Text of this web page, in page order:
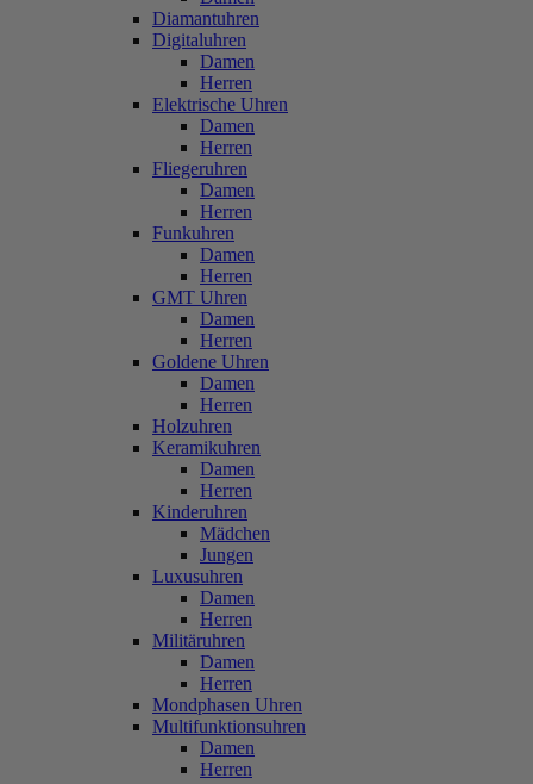
Diamantuhren
Digitaluhren
Damen
Herren
Elektrische Uhren
Damen
Herren
Fliegeruhren
Damen
Herren
Funkuhren
Damen
Herren
GMT Uhren
Damen
Herren
Goldene Uhren
Damen
Herren
Holzuhren
Keramikuhren
Damen
Herren
Kinderuhren
Mädchen
Jungen
Luxusuhren
Damen
Herren
Militäruhren
Damen
Herren
Mondphasen Uhren
Multifunktionsuhren
Damen
Herren